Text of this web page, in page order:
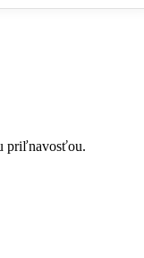
priľnavosťou.